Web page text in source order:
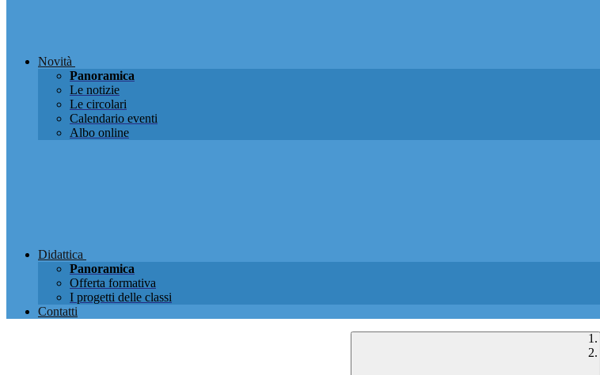
Novità
Panoramica
Le notizie
Le circolari
Calendario eventi
Albo online
Didattica
Panoramica
Offerta formativa
I progetti delle classi
Contatti